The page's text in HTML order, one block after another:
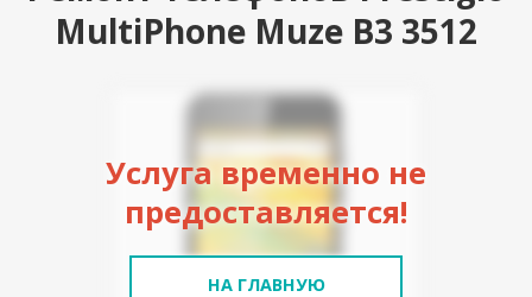
MultiPhone Muze B3 3512
Услуга временно не
предоставляется!
НА ГЛАВНУЮ